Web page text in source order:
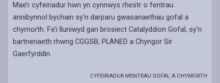
Mae’r cyfeiriadur hwn yn cynnwys rhestr o fentrau
annibynnol bychain sy’n darparu gwasanaethau gofal a
chymorth. Fe’i lluniwyd gan brosiect Catalyddion Gofal, sy’n
bartneriaeth rhwng CGGSB, PLANED a Chyngor Sir
Gaerfyrddin.
CYFEIRIADUR MENTRAU GOFAL A CHYMORTH